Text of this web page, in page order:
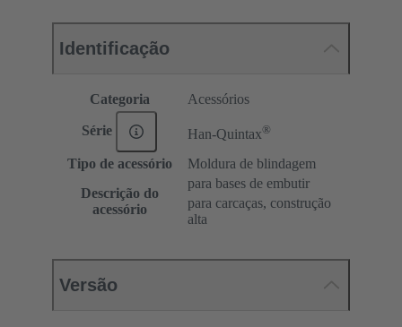
Identificação
Categoria Acessórios
Série Han-Quintax®
Tipo de acessório
Moldura de blindagem
Descrição do
acessório
para bases de embutir
para carcaças, construção
alta
Versão